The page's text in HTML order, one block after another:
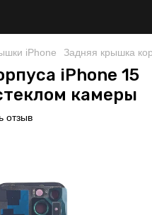
iPhone Задняя крышка
iPhone 15
камеры
отзыв